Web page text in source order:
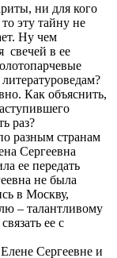
ни для кого
эту тайну не
Ну чем
свечей в ее
Как объяснить,
раз?
разным странам
Сергеевна
ее передать
не была
в Москву,
– талантливому
ее с
Сергеевне и